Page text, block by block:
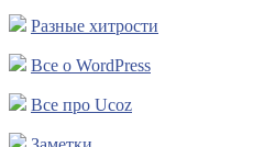
Разные хитрости
Все о WordPress
Все про Ucoz